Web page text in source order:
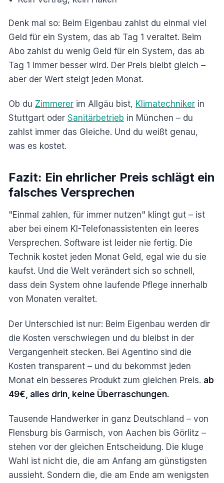
Denk mal so: Beim Eigenbau zahlst du einmal viel
Geld für ein System, das ab Tag 1 veraltet. Beim
Abo zahlst du wenig Geld für ein System, das ab
Tag 1 immer besser wird. Der Preis bleibt gleich –
aber der Wert steigt jeden Monat.
Ob du Zimmerer im Allgäu bist, Klimatechniker in
Stuttgart oder Sanitärbetrieb in München – du
zahlst immer das Gleiche. Und du weißt genau,
was es kostet.
Fazit: Ein ehrlicher Preis schlägt ein
falsches Versprechen
"Einmal zahlen, für immer nutzen" klingt gut – ist
aber bei einem KI-Telefonassistenten ein leeres
Versprechen. Software ist leider nie fertig. Die
Technik kostet jeden Monat Geld, egal wie du sie
kaufst. Und die Welt verändert sich so schnell,
dass dein System ohne laufende Pflege innerhalb
von Monaten veraltet.
Der Unterschied ist nur: Beim Eigenbau werden dir
die Kosten verschwiegen und du bleibst in der
Vergangenheit stecken. Bei Agentino sind die
Kosten transparent – und du bekommst jeden
Monat ein besseres Produkt zum gleichen Preis. ab
49€, alles drin, keine Überraschungen.
Tausende Handwerker in ganz Deutschland – von
Flensburg bis Garmisch, von Aachen bis Görlitz –
stehen vor der gleichen Entscheidung. Die kluge
Wahl ist nicht die, die am Anfang am günstigsten
aussieht. Sondern die, die am Ende am wenigsten